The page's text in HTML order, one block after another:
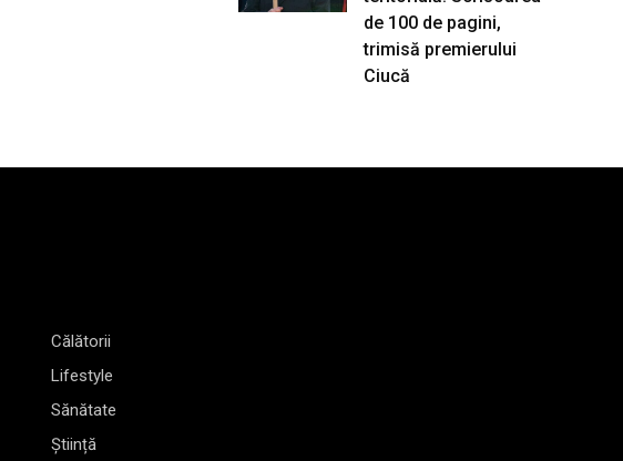
de 100 de pagini,
trimisă premierului
Ciucă
Călătorii
Lifestyle
Sănătate
Știință